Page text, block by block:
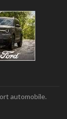
automobile.